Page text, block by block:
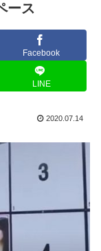
ース
Facebook
LINE
2020.07.14